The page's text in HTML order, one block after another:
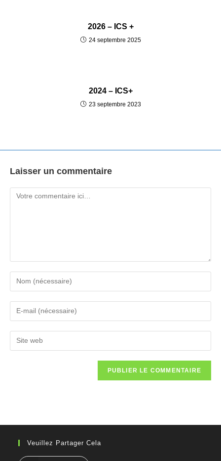
2026 – ICS +
24 septembre 2025
2024 – ICS+
23 septembre 2023
Laisser un commentaire
Veuillez Partager Cela